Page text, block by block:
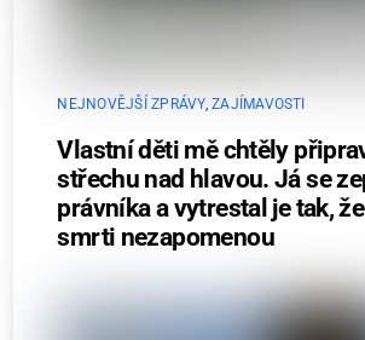
NEJNOVĚJŠÍ ZPRÁVY,ZAJÍMAVOSTI
Vlastní děti mě chtěly
střechu nad hlavou. Já se
právníka a vytrestal je tak,
smrti nezapomenou